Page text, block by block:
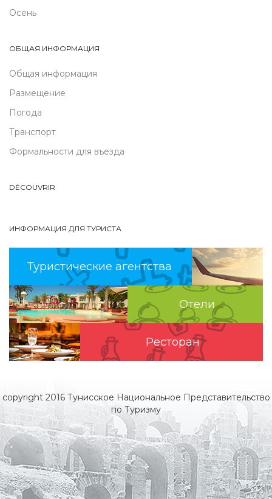
Осень
ОБЩАЯ ИНФОРМАЦИЯ
Общая информация
Размещение
Погода
Транспорт
Формальности для въезда
DÉCOUVRIR
ИНФОРМАЦИЯ ДЛЯ ТУРИСТА
Туристические агентства
Отели
Pесторан
copyright 2016 Тунисское Национальное Представительство
по Туризму